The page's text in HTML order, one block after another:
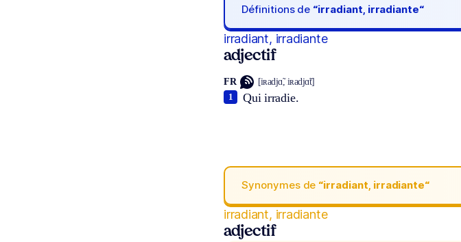
Définitions de “irradiant, irradiante“
irradiant, irradiante
adjectif
FR [iʀadjɑ̃, iʀadjɑ̃t]
Qui irradie.
1
Synonymes de “irradiant, irradiante“
irradiant, irradiante
adjectif